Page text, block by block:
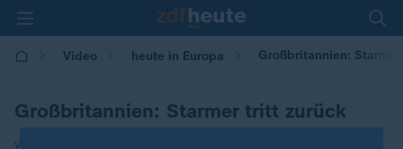
Video heute in Europa Großbritannien:
Großbritannien: Starmer tritt zurück
von Britta Jäger & Wolf-Christian Ulrich